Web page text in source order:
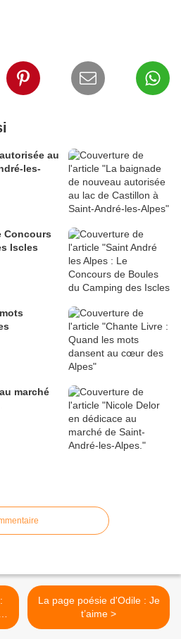
au
les-
Concours
Iscles
marché
La page poésie d'Odile : Je
t’aime >